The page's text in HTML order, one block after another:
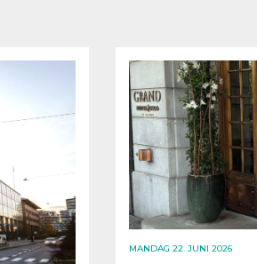
MANDAG 22. JUNI 2026